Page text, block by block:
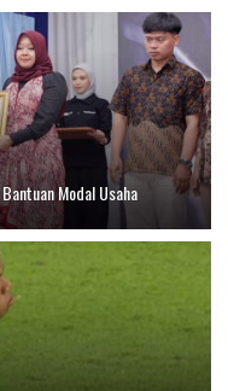
Modal Usaha